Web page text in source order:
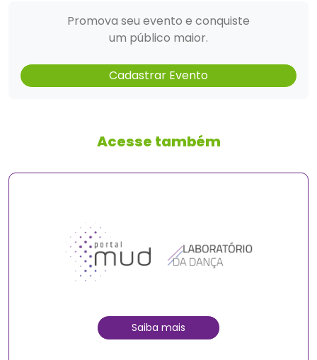
Promova seu evento e conquiste
um público maior.
Cadastrar Evento
Acesse também
Saiba mais